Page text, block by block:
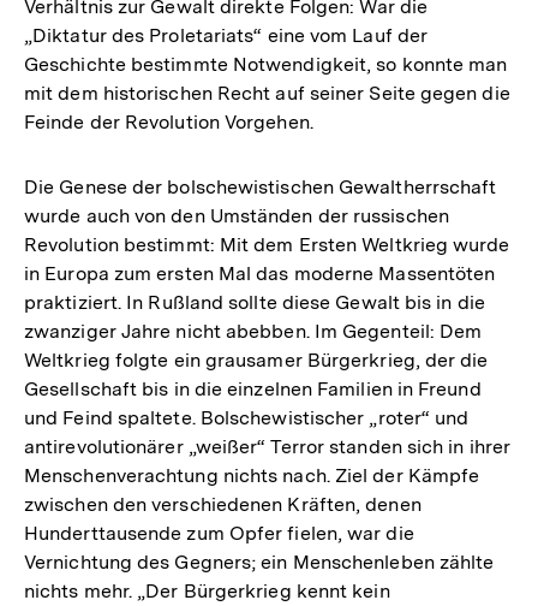
Verhältnis zur Gewalt direkte Folgen: War die
„Diktatur des Proletariats“ eine vom Lauf der
Geschichte bestimmte Notwendigkeit, so konnte man
mit dem historischen Recht auf seiner Seite gegen die
Feinde der Revolution Vorgehen.
Die Genese der bolschewistischen Gewaltherrschaft
wurde auch von den Umständen der russischen
Revolution bestimmt: Mit dem Ersten Weltkrieg wurde
in Europa zum ersten Mal das moderne Massentöten
praktiziert. In Rußland sollte diese Gewalt bis in die
zwanziger Jahre nicht abebben. Im Gegenteil: Dem
Weltkrieg folgte ein grausamer Bürgerkrieg, der die
Gesellschaft bis in die einzelnen Familien in Freund
und Feind spaltete. Bolschewistischer „roter“ und
antirevolutionärer „weißer“ Terror standen sich in ihrer
Menschenverachtung nichts nach. Ziel der Kämpfe
zwischen den verschiedenen Kräften, denen
Hunderttausende zum Opfer fielen, war die
Vernichtung des Gegners; ein Menschenleben zählte
nichts mehr. „Der Bürgerkrieg kennt kein